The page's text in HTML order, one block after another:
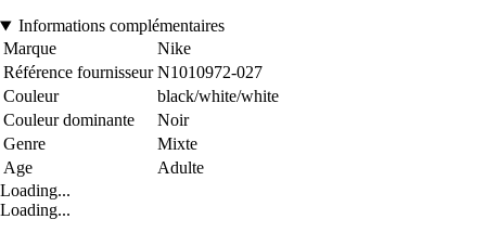
Informations complémentaires
Marque
Nike
Référence fournisseur N1010972-027
Couleur
black/white/white
Couleur dominante
Noir
Genre
Mixte
Age
Adulte
Loading...
Loading...